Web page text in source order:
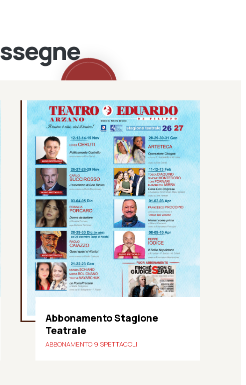
Abbonamento Stagione
Teatrale
ABBONAMENTO 9 SPETTACOLI